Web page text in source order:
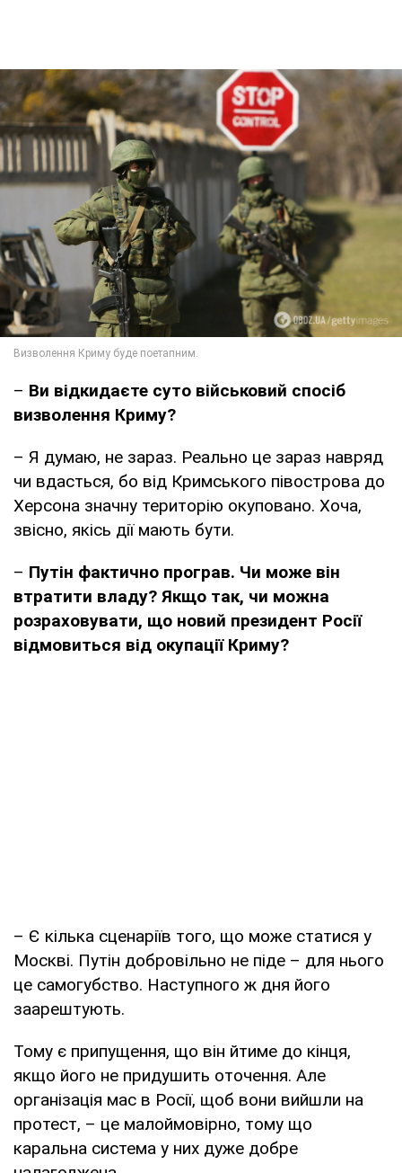
– Ви відкидаєте суто військовий спосіб
визволення Криму?
– Я думаю, не зараз. Реально це зараз навряд
чи вдасться, бо від Кримського півострова до
Херсона значну територію окуповано. Хоча,
звісно, якісь дії мають бути.
– Путін фактично програв. Чи може він
втратити владу? Якщо так, чи можна
розраховувати, що новий президент Росії
відмовиться від окупації Криму?
– Є кілька сценаріїв того, що може статися у
Москві. Путін добровільно не піде – для нього
це самогубство. Наступного ж дня його
заарештують.
Тому є припущення, що він йтиме до кінця,
якщо його не придушить оточення. Але
організація мас в Росії, щоб вони вийшли на
протест, – це малоймовірно, тому що
каральна система у них дуже добре